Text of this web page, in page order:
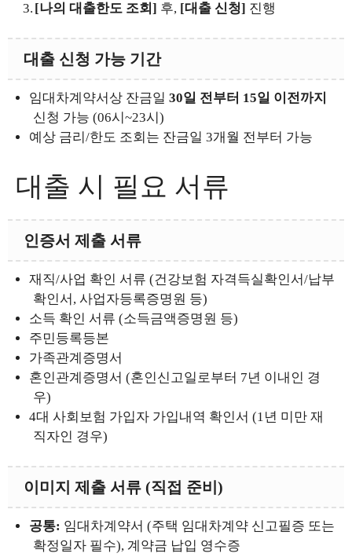
[나의 대출한도 조회] 후, [대출 신청] 진행
대출 신청 가능 기간
임대차계약서상 잔금일 30일 전부터 15일 이전까지
신청 가능 (06시~23시)
예상 금리/한도 조회는 잔금일 3개월 전부터 가능
대출 시 필요 서류
인증서 제출 서류
재직/사업 확인 서류 (건강보험 자격득실확인서/납부
확인서, 사업자등록증명원 등)
소득 확인 서류 (소득금액증명원 등)
주민등록등본
가족관계증명서
혼인관계증명서 (혼인신고일로부터 7년 이내인 경
우)
4대 사회보험 가입자 가입내역 확인서 (1년 미만 재
직자인 경우)
이미지 제출 서류 (직접 준비)
공통: 임대차계약서 (주택 임대차계약 신고필증 또는
확정일자 필수), 계약금 납입 영수증